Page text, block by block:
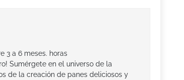
3 a 6 meses. horas
Sumérgete en el universo de la
de la creación de panes deliciosos y